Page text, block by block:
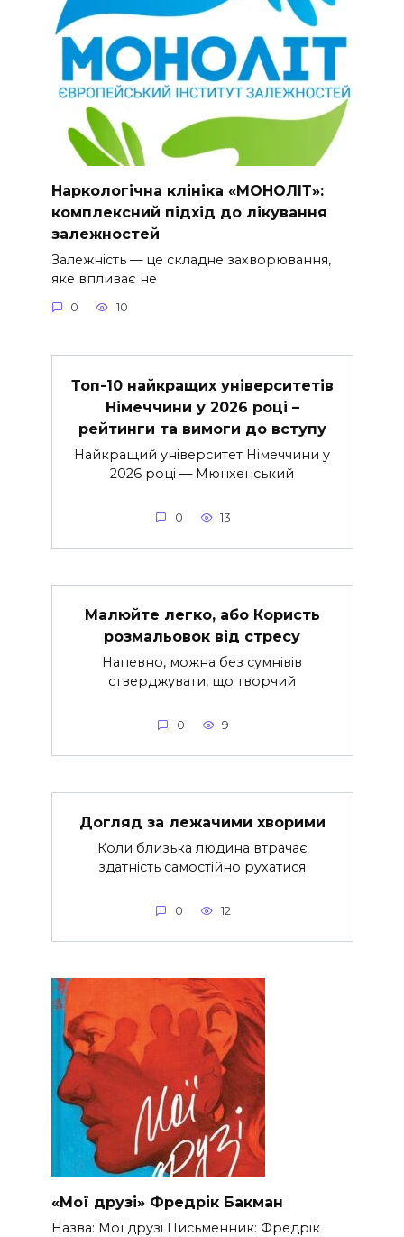
Наркологічна клініка «МОНОЛІТ»:
комплексний підхід до лікування
залежностей
Залежність — це складне захворювання,
яке впливає не
0 10
Топ-10 найкращих університетів
Німеччини у 2026 році –
рейтинги та вимоги до вступу
Найкращий університет Німеччини у
2026 році — Мюнхенський
0 13
Малюйте легко, або Користь
розмальовок від стресу
Напевно, можна без сумнівів
стверджувати, що творчий
0 9
Догляд за лежачими хворими
Коли близька людина втрачає
здатність самостійно рухатися
0 12
«Мої друзі» Фредрік Бакман
Назва: Мої друзі Письменник: Фредрік